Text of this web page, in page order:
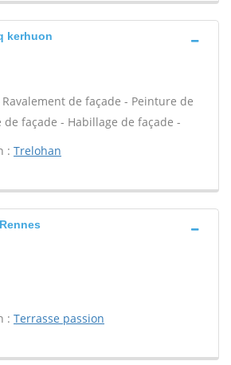
kerhuon
de façade - Peinture de
de façade - Habillage de façade -
: Trelohan
: Terrasse passion